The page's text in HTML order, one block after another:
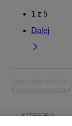
1 z 5
Dalej
KATEGORIA